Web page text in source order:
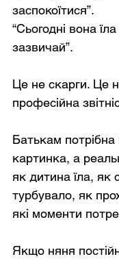
заспокоїтися”.
“Сьогодні вона
зазвичай”.
Це не скарги. Це
професійна
Батькам потрібна
картинка, а
як дитина їла, як
турбувало, як
які моменти
Якщо няня